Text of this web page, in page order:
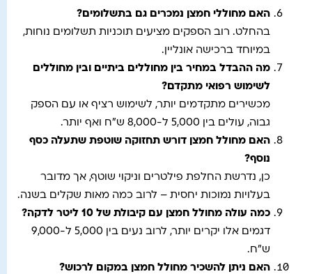
האם מחוללי חמצן נמכרים גם בתשלומים ?
בהחלט. רוב הספקים מציעים תוכניות תשלומים נוחות,
במיוחד ברכישה אונליין.
מה ההבדל במחיר בין מחוללים ביתיים ובין מחוללים
לשימוש רפואי מתקדם ?
מכשירים מתקדמים יותר, לשימוש רציף או עם הספק
גבוה, עולים בין 5,000 ל-8,000 ש"ח ואף יותר.
האם מחולל חמצן דורש תחזוקה שוטפת שתעלה כסף
נוסף?
כן, נדרשת החלפת פילטרים וניקוי שוטף, אך מדובר
בעלויות נמוכות יחסית – לרוב כמה מאות שקלים בשנה.
כמה עולה מחולל חמצן עם קיבולת של 10 ליטר לדקה
?
דגמים אלו יקרים יותר, לרוב נעים בין 5,000 ל-9,000
ש"ח.
האם ניתן להשכיר מחולל חמצן במקום לרכוש?